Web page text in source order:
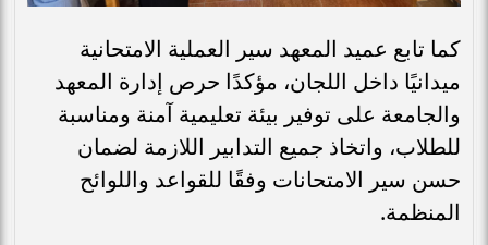
كما تابع عميد المعهد سير العملية الامتحانية
ميدانيًا داخل اللجان، مؤكدًا حرص إدارة المعهد
والجامعة على توفير بيئة تعليمية آمنة ومناسبة
للطلاب، واتخاذ جميع التدابير اللازمة لضمان
حسن سير الامتحانات وفقًا للقواعد واللوائح
المنظمة.